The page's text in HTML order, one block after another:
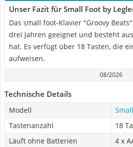
Unser Fazit für Small Foot by
Das small foot-Klavier "Groovy
drei Jahren geeignet und besteht
hat. Es verfügt über 18 Tasten, die
aufweisen.
08/2026
Technische Details
Modell
Tastenanzahl
18
Läuft ohne Batterien
4 x